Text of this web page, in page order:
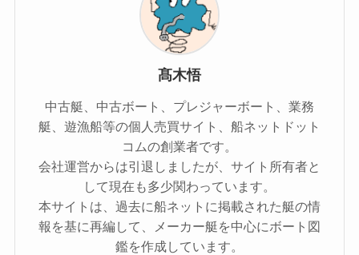
髙木悟
中古艇、中古ボート、プレジャーボート、業務
艇、遊漁船等の個人売買サイト、船ネットドット
コムの創業者です。
会社運営からは引退しましたが、サイト所有者と
して現在も多少関わっています。
本サイトは、過去に船ネットに掲載された艇の情
報を基に再編して、メーカー艇を中心にボート図
鑑を作成しています。